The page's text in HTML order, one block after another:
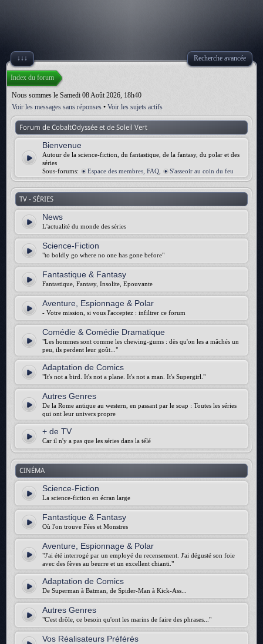
↓↓↓ Recherche avancée
Index du forum
Nous sommes le Samedi 08 Août 2026, 18h40
Voir les messages sans réponses • Voir les sujets actifs
Forum de CobaltOdyssée et de Soleil Vert
Bienvenue
Autour de la science-fiction, du fantastique, de la fantasy, du polar et des
séries
Sous-forums:
Espace des membres, FAQ S'asseoir au coin du feu
TV - SÉRIES
News
L'actualité du monde des séries
Science-Fiction
"to boldly go where no one has gone before"
Fantastique & Fantasy
Fantastique, Fantasy, Insolite, Epouvante
Aventure, Espionnage & Polar
- Votre mission, si vous l'acceptez : infiltrer ce forum
Comédie & Comédie Dramatique
"Les hommes sont comme les chewing-gums : dès qu'on les a mâchés un
peu, ils perdent leur goût..."
Adaptation de Comics
"It's not a bird. It's not a plane. It's not a man. It's Supergirl."
Autres Genres
De la Rome antique au western, en passant par le soap : Toutes les séries
qui ont leur univers propre
+ de TV
Car il n'y a pas que les séries dans la télé
CINÉMA
Science-Fiction
La science-fiction en écran large
Fantastique & Fantasy
Où l'on trouve Fées et Monstres
Aventure, Espionnage & Polar
"J'ai été interrogé par un employé du recensement. J'ai dégusté son foie
avec des fèves au beurre et un excellent chianti."
Adaptation de Comics
De Superman à Batman, de Spider-Man à Kick-Ass...
Autres Genres
"C'est drôle, ce besoin qu'ont les marins de faire des phrases..."
Vos Réalisateurs Préférés